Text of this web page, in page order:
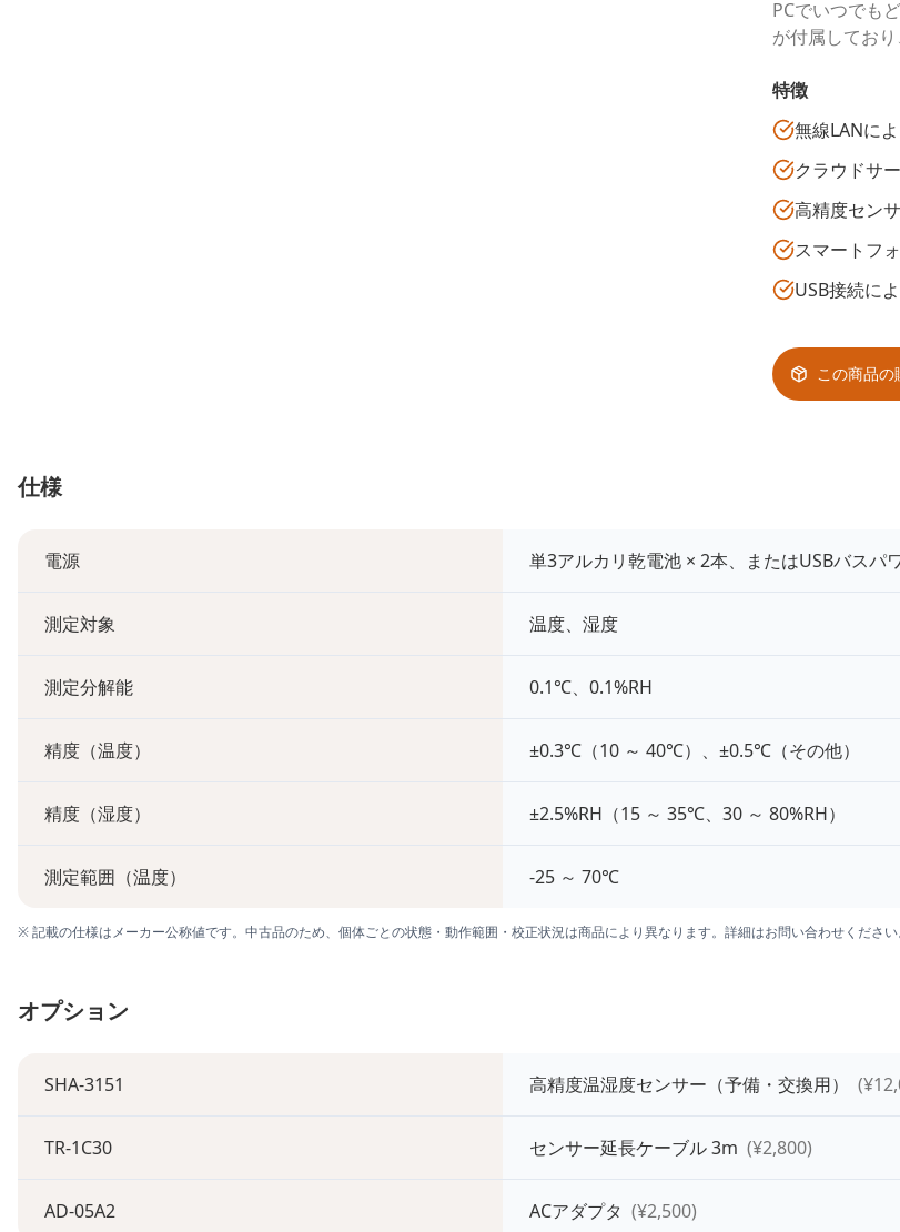
PCでいつでも
が付属してお
特徴
無線LANに
クラウドサ
高精度セン
スマートフ
USB接続に
この商品の
仕様
電源 単3アルカリ乾電池 × 2本、またはUSBバスパ
測定対象 温度、湿度
測定分解能 0.1℃、0.1%RH
精度（温度） ±0.3℃（10 ～ 40℃）、±0.5℃（その他）
精度（湿度） ±2.5%RH（15 ～ 35℃、30 ～ 80%RH）
測定範囲（温度） -25 ～ 70℃
※ 記載の仕様はメーカー公称値です。中古品のため、個体ごとの状態・動作範囲・校正状況は商品により異なります。詳細はお問い合わせください
オプション
SHA-3151 高精度温湿度センサー（予備・交換用） (¥
TR-1C30 センサー延長ケーブル 3m (¥2,800)
AD-05A2 ACアダプタ (¥2,500)